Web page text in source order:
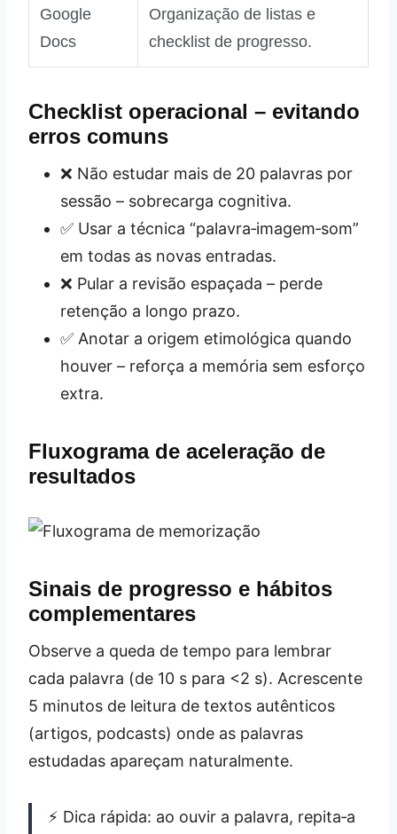
Google
Docs
Organização de listas e
checklist de progresso.
Checklist operacional – evitando
erros comuns
❌ Não estudar mais de 20 palavras por
sessão – sobrecarga cognitiva.
✅ Usar a técnica “palavra‑imagem‑som”
em todas as novas entradas.
❌ Pular a revisão espaçada – perde
retenção a longo prazo.
✅ Anotar a origem etimológica quando
houver – reforça a memória sem esforço
extra.
Fluxograma de aceleração de
resultados
Sinais de progresso e hábitos
complementares
Observe a queda de tempo para lembrar
cada palavra (de 10 s para <2 s). Acrescente
5 minutos de leitura de textos autênticos
(artigos, podcasts) onde as palavras
estudadas apareçam naturalmente.
⚡ Dica rápida: ao ouvir a palavra, repita‑a